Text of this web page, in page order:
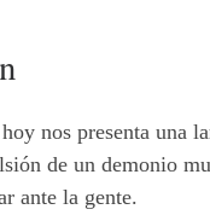
nos presenta una
de un demonio
ante la gente.